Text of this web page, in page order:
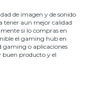
de imagen y de sonido
tener aun mejor calidad
si lo compras en
el gaming hub en
gaming o aplicaciones
buen producto y el